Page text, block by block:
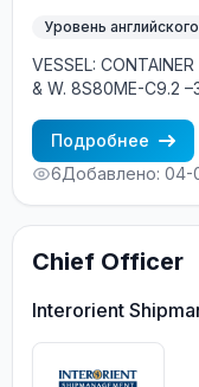
Уровень
VESSEL:
& W. 8S80ME-C9.2
FILIPINOS MINIMUM
EXPERIENCE MIN. 1
Подробнее
6Добавлено: 04-
Chief Officer
Interorient